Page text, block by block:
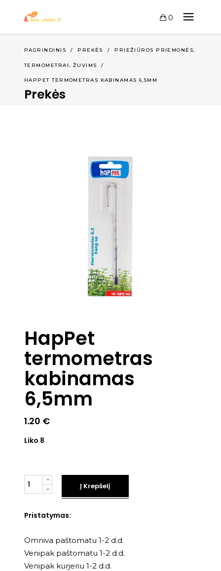
0
PAGRINDINIS / PREKĖS / PRIEŽIŪROS PRIEMONĖS,
TERMOMETRAI, ŽUVIMS /
HAPPET TERMOMETRAS KABINAMAS 6,5MM
Prekės
HapPet
termometras
kabinamas
6,5mm
1.20 €
Liko 8
Kiekis
Į Krepšelį
Pristatymas:
Omniva paštomatu 1-2 d.d.
Venipak paštomatu 1-2 d.d.
Venipak kurjeriu 1-2 d.d.